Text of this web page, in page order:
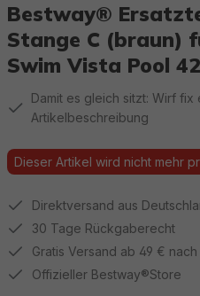
Bestway®
Stange C (braun)
Swim Vista Pool
Damit es gleich sitzt: Wirf fix
Artikelbeschreibung
Dieser Artikel wird nicht mehr
Direktversand aus
30 Tage Rückgaberecht
Gratis Versand ab 49 € nach
Offizieller Bestway®Store